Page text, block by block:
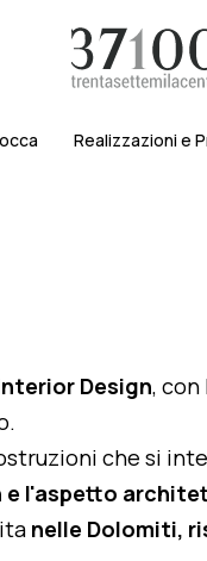
Realizzazioni e
Design,
che si
e l'aspetto
nelle Dolomiti,